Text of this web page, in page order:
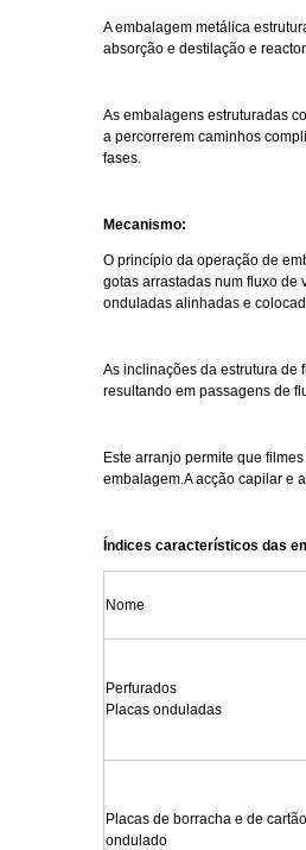
A embalagem metálica
absorção e destilação e
As embalagens estruturadas
a percorrerem caminhos
fases.
Mecanismo:
O princípio da operação de
gotas arrastadas num fluxo de
onduladas alinhadas e
As inclinações da estrutura de
resultando em passagens de
Este arranjo permite que
embalagem.A acção capilar e
Índices característicos das
Nome
Perfurados
Placas onduladas
Placas de borracha e de cartão
ondulado